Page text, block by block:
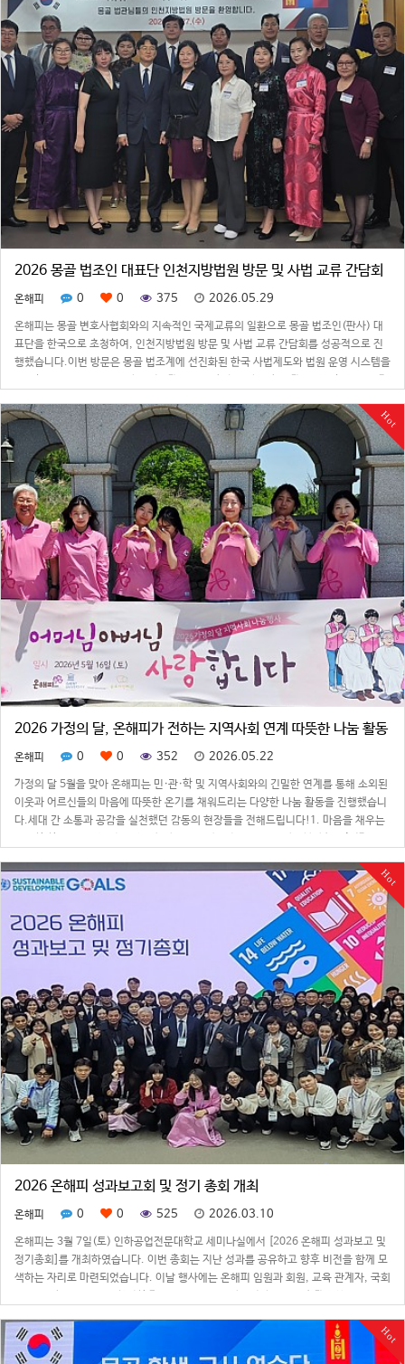
2026 몽골 법조인 대표단 인천지방법원 방문 및 사법 교류 간담회
온해피 0 0 375 2026.05.29
온해피는 몽골 변호사협회와의 지속적인 국제교류의 일환으로 몽골 법조인(판사) 대
표단을 한국으로 초청하여, 인천지방법원 방문 및 사법 교류 간담회를 성공적으로 진
행했습니다.이번 방문은 몽골 법조계에 선진화된 한국 사법제도와 법원 운영 시스템을
Hot
2026 가정의 달, 온해피가 전하는 지역사회 연계 따뜻한 나눔 활동
온해피 0 0 352 2026.05.22
가정의 달 5월을 맞아 온해피는 민·관·학 및 지역사회와의 긴밀한 연계를 통해 소외된
이웃과 어르신들의 마음에 따뜻한 온기를 채워드리는 다양한 나눔 활동을 진행했습니
다.세대 간 소통과 공감을 실천했던 감동의 현장들을 전해드립니다!1. 마음을 채우는
Hot
2026 온해피 성과보고회 및 정기 총회 개최
온해피 0 0 525 2026.03.10
온해피는 3월 7일(토) 인하공업전문대학교 세미나실에서 [2026 온해피 성과보고 및
정기총회]를 개최하였습니다. 이번 총회는 지난 성과를 공유하고 향후 비전을 함께 모
색하는 자리로 마련되었습니다. 이날 행사에는 온해피 임원과 회원, 교육 관계자, 국회
Hot